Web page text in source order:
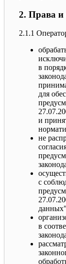
2. Права и
2.1.1
в
для
и
не
с
в